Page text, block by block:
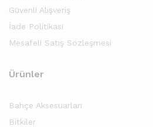
Güvenli Alışveriş
İade Politikası
Mesafeli Satış Sözleşmesi
Ürünler
Bahçe Aksesuarları
Bitkiler